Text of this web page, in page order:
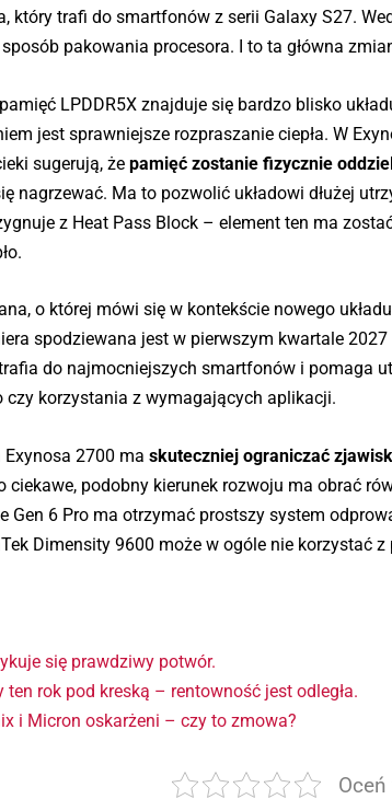
który trafi do smartfonów z serii Galaxy S27.
pakowania procesora. I to ta główna
LPDDR5X znajduje się bardzo blisko
jest sprawniejsze rozpraszanie ciepła. W
sugerują, żepamięć zostanie fizycznie
nagrzewać. Ma to pozwolić układowi dłużej
z Heat Pass Block – element ten ma
o której mówi się w kontekście nowego
spodziewana jest w pierwszym kwartale
do najmocniejszych smartfonów i pomaga
czy korzystania z wymagających aplikacji.
Exynosa 2700 maskuteczniej ograniczać
ciekawe, podobny kierunek rozwoju ma obrać
Gen 6 Pro ma otrzymać prostszy system
Dimensity 9600 może w ogóle nie korzystać
się prawdziwy potwór.
rok pod kreską – rentowność jest odległa.
i Micron oskarżeni – czy to zmowa?